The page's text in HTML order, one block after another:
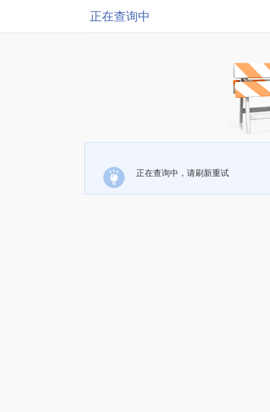
正在查询中
正在查询中，请刷新重试